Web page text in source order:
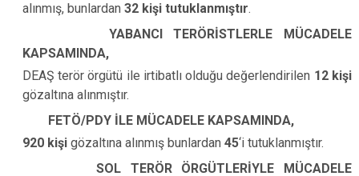
alınmış, bunlardan 32 kişi tutuklanmıştır.
YABANCI TERÖRİSTLERLE MÜCADELE
KAPSAMINDA,
DEAŞ terör örgütü ile irtibatlı olduğu değerlendirilen 12 kişi
gözaltına alınmıştır.
FETÖ/PDY İLE MÜCADELE KAPSAMINDA,
920 kişigözaltına alınmış bunlardan 45‘i tutuklanmıştır.
SOL TERÖR ÖRGÜTLERİYLE MÜCADELE